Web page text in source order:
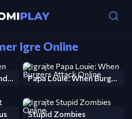
Igre Online
Papa Louie: When Sundaes Attack Papa Louie: When Burgers Attack
Stupid Zombies